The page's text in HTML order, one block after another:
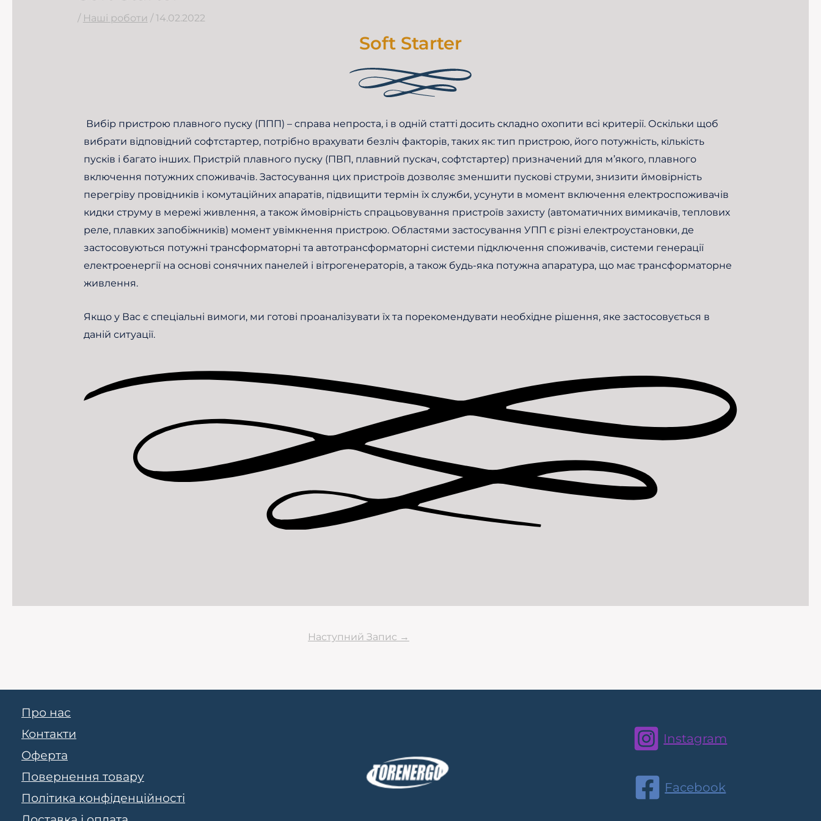
/ Наші роботи /14.02.2022
Soft Starter
Вибір пристрою плавного пуску (ППП) – справа непроста, і в одній статті досить складно охопити всі критерії. Оскільки щоб
вибрати відповідний софтстартер, потрібно врахувати безліч факторів, таких як: тип пристрою, його потужність, кількість
пусків і багато інших. Пристрій плавного пуску (ПВП, плавний пускач, софтстартер) призначений для м’якого, плавного
включення потужних споживачів. Застосування цих пристроїв дозволяє зменшити пускові струми, знизити ймовірність
перегріву провідників і комутаційних апаратів, підвищити термін їх служби, усунути в момент включення електроспоживачів
кидки струму в мережі живлення, а також ймовірність спрацьовування пристроїв захисту (автоматичних вимикачів, теплових
реле, плавких запобіжників) момент увімкнення пристрою. Областями застосування УПП є різні електроустановки, де
застосовуються потужні трансформаторні та автотрансформаторні системи підключення споживачів, системи генерації
електроенергії на основі сонячних панелей і вітрогенераторів, а також будь-яка потужна апаратура, що має трансформаторне
живлення.
Якщо у Вас є спеціальні вимоги, ми готові проаналізувати їх та порекомендувати необхідне рішення, яке застосовується в
даній ситуації.
Наступний Запис →
Про нас
Контакти
Оферта
Повернення товару
Політика конфіденційності
Instagram
Facebook